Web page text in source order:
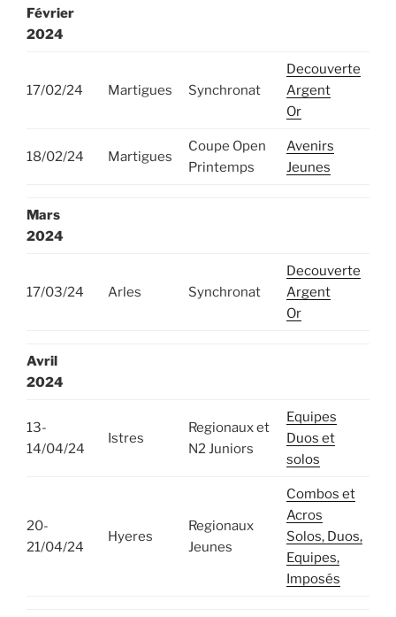
Février
2024
17/02/24 Martigues Synchronat
Decouverte
Argent
Or
18/02/24 Martigues
Coupe Open
Printemps
Avenirs
Jeunes
Mars
2024
17/03/24 Arles Synchronat
Decouverte
Argent
Or
Avril
2024
13-
14/04/24
Istres
Regionaux et
N2 Juniors
Equipes
Duos et
solos
20-
21/04/24
Hyeres
Regionaux
Jeunes
Combos et
Acros
Solos, Duos,
Equipes,
Imposés